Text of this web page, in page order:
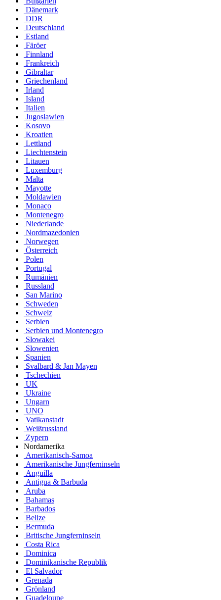
Dänemark
DDR
Deutschland
Estland
Färöer
Finnland
Frankreich
Gibraltar
Griechenland
Irland
Island
Italien
Jugoslawien
Kosovo
Kroatien
Lettland
Liechtenstein
Litauen
Luxemburg
Malta
Mayotte
Moldawien
Monaco
Montenegro
Niederlande
Nordmazedonien
Norwegen
Österreich
Polen
Portugal
Rumänien
Russland
San Marino
Schweden
Schweiz
Serbien
Serbien und Montenegro
Slowakei
Slowenien
Spanien
Svalbard & Jan Mayen
Tschechien
UK
Ukraine
Ungarn
UNO
Vatikanstadt
Weißrussland
Zypern
Nordamerika
Amerikanisch-Samoa
Amerikanische Jungferninseln
Anguilla
Antigua & Barbuda
Aruba
Bahamas
Barbados
Belize
Bermuda
Britische Jungferninseln
Costa Rica
Dominica
Dominikanische Republik
El Salvador
Grenada
Grönland
Guadeloupe